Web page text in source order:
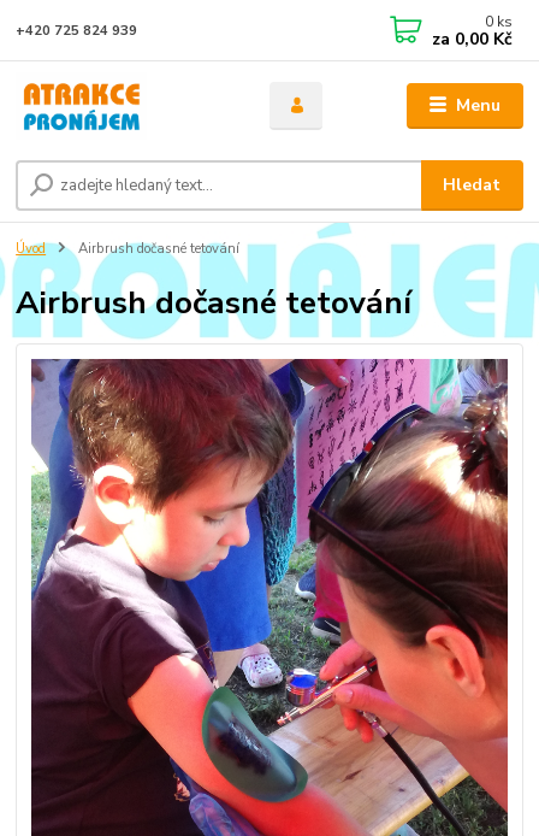
Menu
Hledat
+420 725 824 939 0 ks
za 0,00 Kč
Úvod Airbrush dočasné tetování
Airbrush dočasné tetování